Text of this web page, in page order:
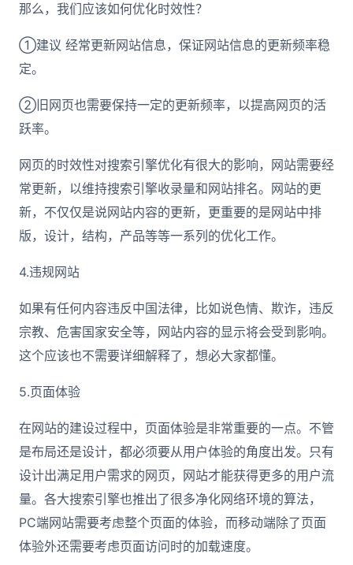
那么，我们应该如何优化时效性？
①建议 经常更新网站信息，保证网站信息的更新频率稳
定。
②旧网页也需要保持一定的更新频率，以提高网页的活
跃率。
网页的时效性对搜索引擎优化有很大的影响，网站需要经
常更新，以维持搜索引擎收录量和网站排名。网站的更
新，不仅仅是说网站内容的更新，更重要的是网站中排
版，设计，结构，产品等等一系列的优化工作。
4.违规网站
如果有任何内容违反中国法律，比如说色情、欺诈，违反
宗教、危害国家安全等，网站内容的显示将会受到影响。
这个应该也不需要详细解释了，想必大家都懂。
5.页面体验
在网站的建设过程中，页面体验是非常重要的一点。不管
是布局还是设计，都必须要从用户体验的角度出发。只有
设计出满足用户需求的网页，网站才能获得更多的用户流
量。各大搜索引擎也推出了很多净化网络环境的算法，
PC端网站需要考虑整个页面的体验，而移动端除了页面
体验外还需要考虑页面访问时的加载速度。